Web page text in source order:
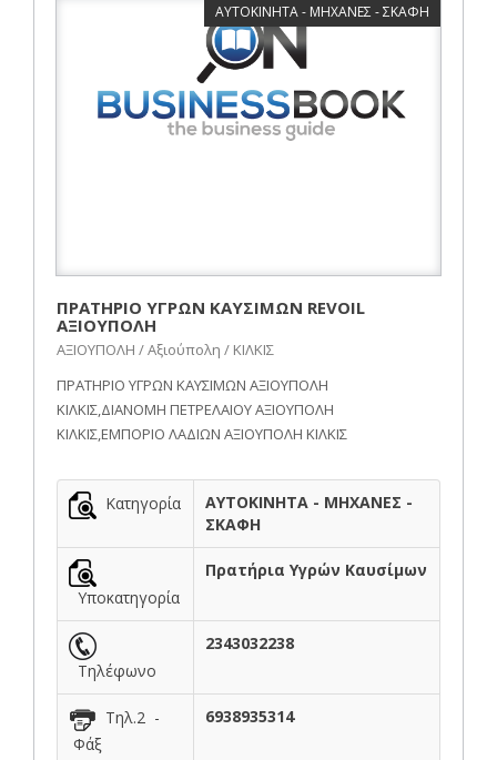
ΑΥΤΟΚΙΝΗΤΑ - ΜΗΧΑΝΕΣ - ΣΚΑΦΗ
ΠΡΑΤΗΡΙΟ ΥΓΡΩΝ ΚΑΥΣΙΜΩΝ REVOIL
ΑΞΙΟΥΠΟΛΗ
ΑΞΙΟΥΠΟΛΗ / Αξιούπολη / ΚΙΛΚΙΣ
ΠΡΑΤΗΡΙΟ ΥΓΡΩΝ ΚΑΥΣΙΜΩΝ ΑΞΙΟΥΠΟΛΗ
ΚΙΛΚΙΣ,ΔΙΑΝΟΜΗ ΠΕΤΡΕΛΑΙΟΥ ΑΞΙΟΥΠΟΛΗ
ΚΙΛΚΙΣ,ΕΜΠΟΡΙΟ ΛΑΔΙΩΝ ΑΞΙΟΥΠΟΛΗ ΚΙΛΚΙΣ
Κατηγορία
ΑΥΤΟΚΙΝΗΤΑ - ΜΗΧΑΝΕΣ -
ΣΚΑΦΗ
Υποκατηγορία
Πρατήρια Υγρών Καυσίμων
Τηλέφωνο
2343032238
Τηλ.2 -
Φάξ
6938935314